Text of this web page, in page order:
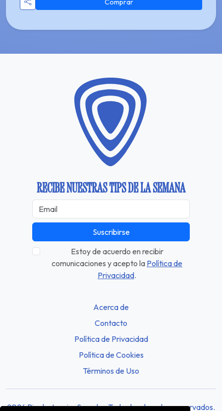
Comprar
RECIBE NUESTRAS TIPS DE LA SEMANA
Suscribirse
Estoy de acuerdo en recibir
comunicaciones y acepto la Política de
Privacidad.
Acerca de
Contacto
Política de Privacidad
Política de Cookies
Términos de Uso
2026 Rio de Janeiro Sounds - Todos los derechos reservados.